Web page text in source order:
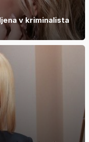
v kriminalista